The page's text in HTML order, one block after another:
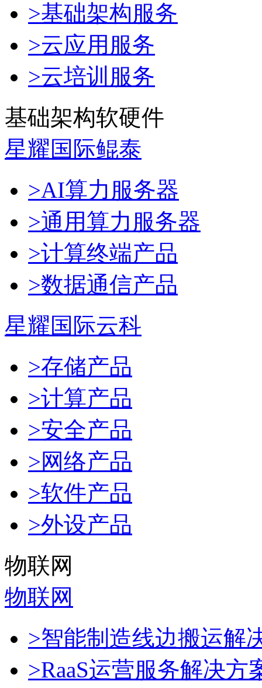
>基础架构服务
>云应用服务
>云培训服务
基础架构软硬件
星耀国际鲲泰
>AI算力服务器
>通用算力服务器
>计算终端产品
>数据通信产品
星耀国际云科
>存储产品
>计算产品
>安全产品
>网络产品
>软件产品
>外设产品
物联网
物联网
>智能制造线边搬运解
>RaaS运营服务解决方